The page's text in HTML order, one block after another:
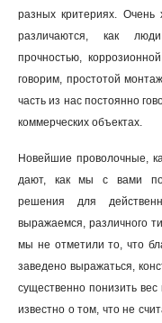
разных критериях. Очень
различаются, как
прочностью,
говорим, простотой
часть из нас постоянно
коммерческих объектах.
Новейшие проволочные,
дают, как мы с вами
решения для
выражаемся, различного
мы не отметили то, что
заведено выражаться,
существенно понизить
известно о том, что не